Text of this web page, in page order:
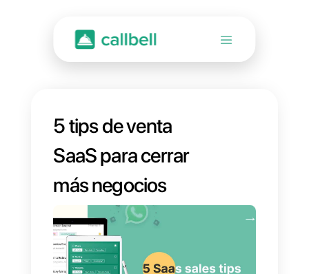
5 tips de venta
SaaS para cerrar
más negocios